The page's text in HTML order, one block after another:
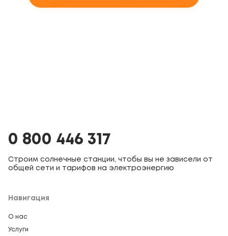
0 800 446 317
Строим солнечные станции, чтобы вы не зависели от
общей сети и тарифов на электроэнергию
Навигация
О нас
Услуги